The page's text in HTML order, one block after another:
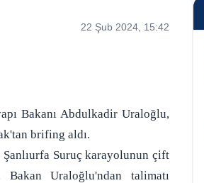
22 Şub 2024, 15:42
Bakanı Abdulkadir Uraloğlu,
brifing aldı.
Şanlıurfa Suruç karayolunun çift
Uraloğlu'ndan talimatı